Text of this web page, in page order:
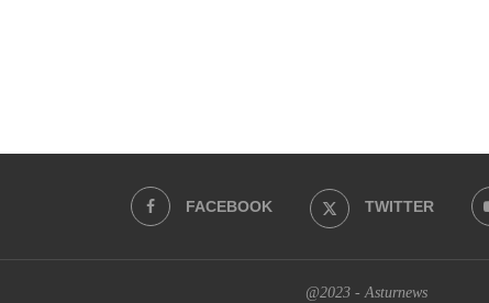
FACEBOOK TWITTER
@2023 - Asturnews